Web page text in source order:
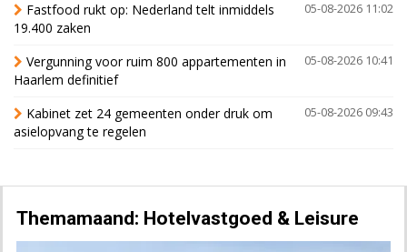
05-08-2026 11:02
Fastfood rukt op: Nederland telt inmiddels
19.400 zaken
05-08-2026 10:41
Vergunning voor ruim 800 appartementen in
Haarlem definitief
05-08-2026 09:43
Kabinet zet 24 gemeenten onder druk om
asielopvang te regelen
Themamaand: Hotelvastgoed & Leisure